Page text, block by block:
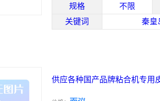
规格
不限
关键词
秦皇
供应各种国产品牌粘合机专用